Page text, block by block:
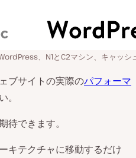
、N1とC2マシン、キャッシ
ブサイトの実際のパフォーマ
。
待できます。
キテクチャに移動するだけ